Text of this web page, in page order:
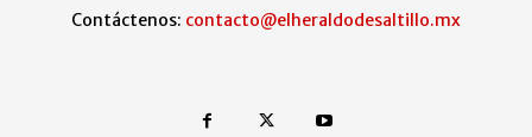
Contáctenos: contacto@elheraldodesaltillo.mx